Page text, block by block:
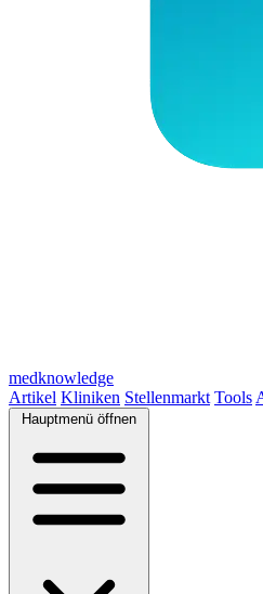
medknowledge
Artikel Kliniken Stellenmarkt Tools
Hauptmenü öffnen